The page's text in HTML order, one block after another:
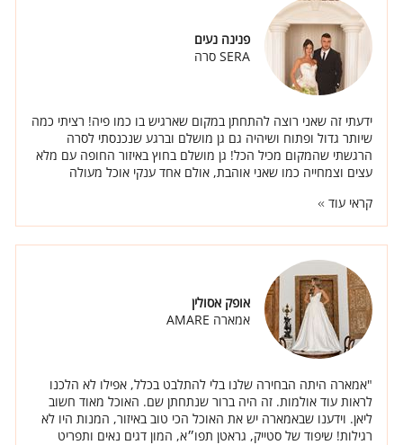
פנינה נעים
SERA סרה
ידעתי זה שאני רוצה להתחתן במקום שארגיש בו כמו פיה! רציתי כמה
שיותר גדול ופתוח ושיהיה גם גן מושלם וברגע שנכנסתי לסרה
הרגשתי שהמקום מכיל הכל! גן מושלם בחוץ באיזור החופה עם מלא
עצים וצמחייה כמו שאני אוהבת, אולם אחד ענקי אוכל מעולה
קראי עוד
אופק אסולין
אמארה AMARE
"אמארה היתה הבחירה שלנו בלי להתלבט בכלל, אפילו לא הלכנו
לראות עוד אולמות. זה היה ברור שנתחתן שם. האוכל מאוד חשוב
ליאן. וידענו שבאמארה יש את האוכל הכי טוב באיזור, המנות היו לא
רגילות! שיפוד של סטייק, גראטן תפו״א, המון דגים נאים ותפריט